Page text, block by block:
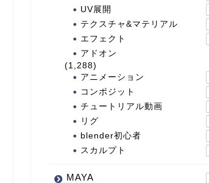
UV展開
テクスチャ&マテリアル
エフェクト
アドオン
(1,288)
アニメーション
コンポジット
チュートリアル動画
リグ
blender初心者
スカルプト
MAYA